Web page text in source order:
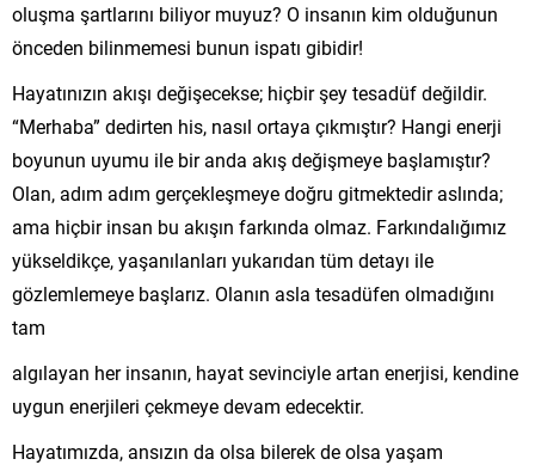
oluşma şartlarını biliyor muyuz? O insanın kim olduğunun
önceden bilinmemesi bunun ispatı gibidir!
Hayatınızın akışı değişecekse; hiçbir şey tesadüf değildir.
“Merhaba” dedirten his, nasıl ortaya çıkmıştır? Hangi enerji
boyunun uyumu ile bir anda akış değişmeye başlamıştır?
Olan, adım adım gerçekleşmeye doğru gitmektedir aslında;
ama hiçbir insan bu akışın farkında olmaz. Farkındalığımız
yükseldikçe, yaşanılanları yukarıdan tüm detayı ile
gözlemlemeye başlarız. Olanın asla tesadüfen olmadığını
tam
algılayan her insanın, hayat sevinciyle artan enerjisi, kendine
uygun enerjileri çekmeye devam edecektir.
Hayatımızda, ansızın da olsa bilerek de olsa yaşam